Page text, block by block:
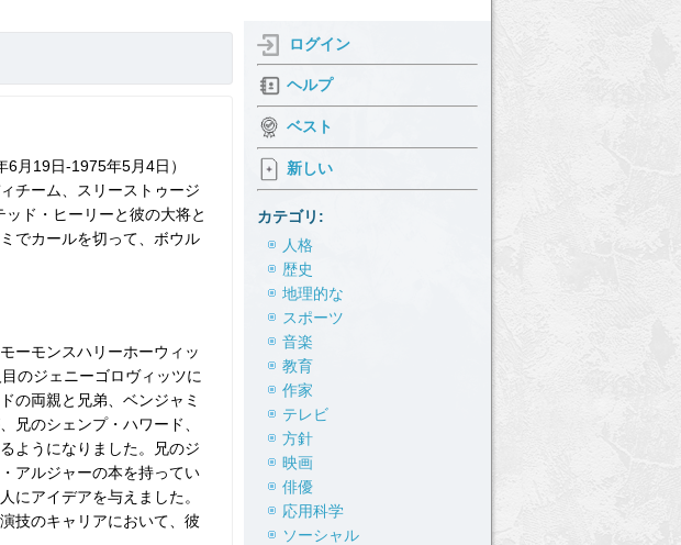
6月19日-1975年5月4日）
チーム、スリーストゥージ
ド・ヒーリーと彼の大将と
でカールを切って、ボウル
ーモンスハリーホーウィッ
のジェニーゴロヴィッツに
の両親と兄弟、ベンジャミ
兄のシェンプ・ハワード、
ようになりました。兄のジ
アルジャーの本を持ってい
にアイデアを与えました。
技のキャリアにおいて、彼
ログイン
ヘルプ
ベスト
新しい
カテゴリ:
人格
歴史
地理的な
スポーツ
音楽
教育
作家
テレビ
方針
映画
俳優
応用科学
ソーシャル